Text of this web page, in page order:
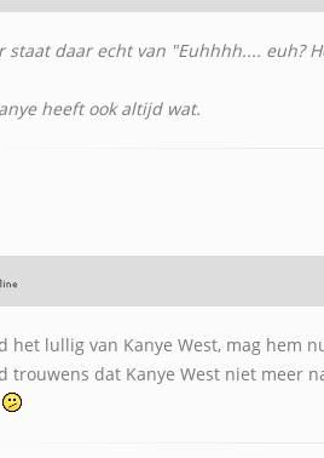
staat daar echt van "Euhhhh.... euh?
heeft ook altijd wat.
het lullig van Kanye West, mag hem
trouwens dat Kanye West niet meer